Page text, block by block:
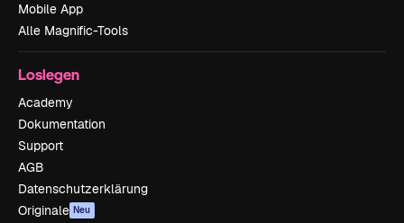
Mobile App
Alle Magnific-Tools
Loslegen
Academy
Dokumentation
Support
AGB
Datenschutzerklärung
Originale Neu